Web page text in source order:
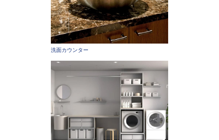
洗面カウンター